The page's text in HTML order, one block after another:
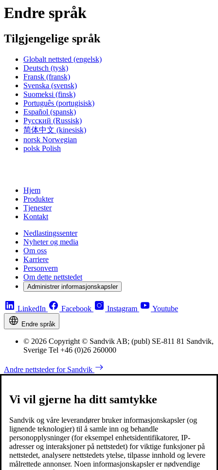
Endre språk
Tilgjengelige språk
Globalt nettsted (engelsk)
Deutsch (tysk)
Fransk (fransk)
Svenska (svensk)
Suomeksi (finsk)
Português (portugisisk)
Español (spansk)
Русский (Russisk)
简体中文 (kinesisk)
norsk Norwegian
polsk Polish
Hjem
Produkter
Tjenester
Kontakt
Nedlastingssenter
Nyheter og media
Om oss
Karriere
Personvern
Om dette nettstedet
Administrer informasjonskapsler
LinkedIn Facebook Instagram Youtube
Endre språk
© 2026 Copyright © Sandvik AB; (publ) SE-811 81 Sandvik,
Sverige Tel +46 (0)26 260000
Andre nettsteder for Sandvik
Vi vil gjerne ha ditt samtykke
Sandvik og våre leverandører bruker informasjonskapsler (og
lignende teknologier) til å samle inn og behandle
personopplysninger (for eksempel enhetsidentifikatorer, IP-
adresser og interaksjoner på nettstedet) for viktige funksjoner på
nettstedet, analysere nettstedets ytelse, tilpasse innhold og levere
målrettede annonser. Noen informasjonskapsler er nødvendige